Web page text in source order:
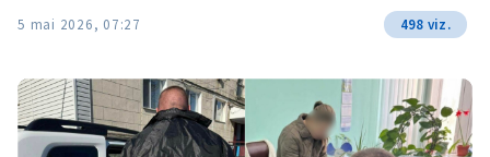
5 mai 2026, 07:27 498 viz.